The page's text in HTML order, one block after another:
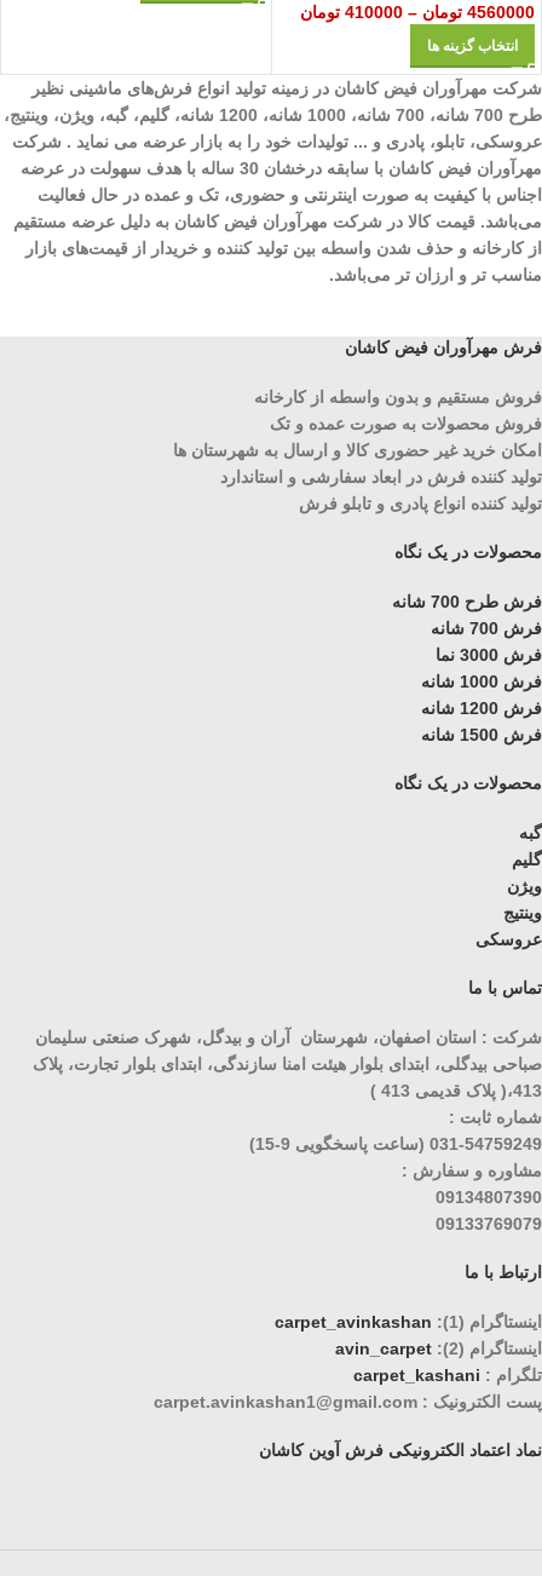
4560000 تومان –
410000 تومان
انتخاب گزینه ها
شرکت مهرآوران فیض کاشان در زمینه تولید انواع فرش‌های ماشینی نظیر
طرح 700 شانه، 700 شانه، 1000 شانه، 1200 شانه، گلیم، گبه، ویژن، وینتیج،
عروسکی، تابلو، پادری و ... تولیدات خود را به بازار عرضه می نماید . شرکت
مهرآوران فیض کاشان با سابقه درخشان 30 ساله با هدف سهولت در عرضه
اجناس با کیفیت به صورت اینترنتی و حضوری، تک و عمده در حال فعالیت
می‌باشد. قیمت کالا در شرکت مهرآوران فیض کاشان به دلیل عرضه مستقیم
از کارخانه و حذف شدن واسطه بین تولید کننده و خریدار از قیمت‌های بازار
مناسب تر و ارزان تر می‌باشد.
فرش مهرآوران فیض کاشان
فروش مستقیم و بدون واسطه از کارخانه
فروش محصولات به صورت عمده و تک
امکان خرید غیر حضوری کالا و ارسال به شهرستان ها
تولید کننده فرش در ابعاد سفارشی و استاندارد
تولید کننده انواع پادری و تابلو فرش
محصولات در یک نگاه
فرش طرح 700 شانه
فرش 700 شانه
فرش 3000 نما
فرش 1000 شانه
فرش 1200 شانه
فرش 1500 شانه
محصولات در یک نگاه
گبه
گلیم
ویژن
وینتیج
عروسکی
تماس با ما
شرکت : استان اصفهان، شهرستان آران و بیدگل، شهرک صنعتی سلیمان
صباحی بیدگلی، ابتدای بلوار هیئت امنا سازندگی، ابتدای بلوار تجارت، پلاک
413،( پلاک قدیمی 413 )
شماره ثابت :
031-54759249 (ساعت پاسخگویی 9-15)
مشاوره و سفارش :
09134807390
09133769079
ارتباط با ما
اینستاگرام (1):
carpet_avinkashan
اینستاگرام (2):
avin_carpet
تلگرام : carpet_kashani
پست الکترونیک : carpet.avinkashan1@gmail.com
نماد اعتماد الکترونیکی فرش آوین کاشان